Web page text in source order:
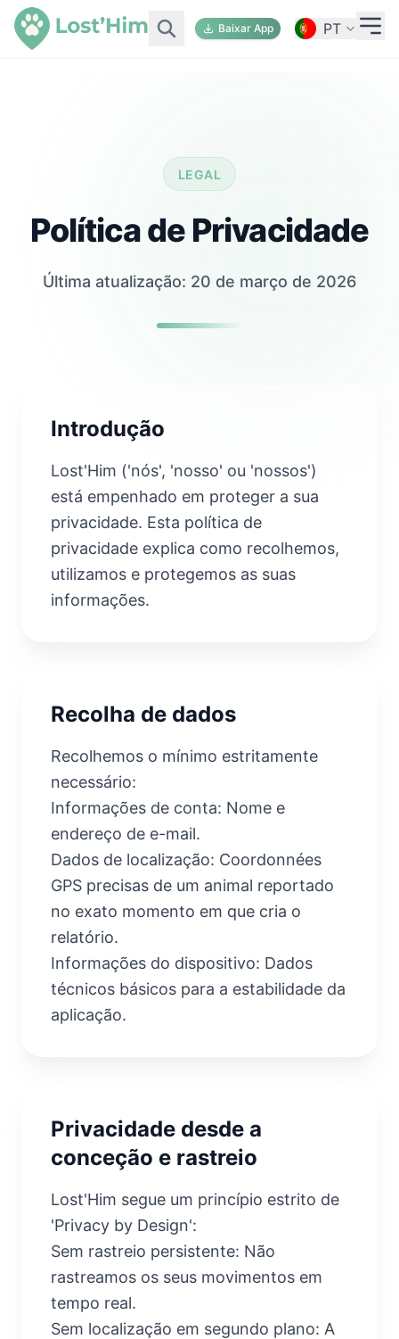
Baixar App PT
LEGAL
Política de Privacidade
Última atualização: 20 de março de 2026
Introdução
Lost'Him ('nós', 'nosso' ou 'nossos')
está empenhado em proteger a sua
privacidade. Esta política de
privacidade explica como recolhemos,
utilizamos e protegemos as suas
informações.
Recolha de dados
Recolhemos o mínimo estritamente
necessário:
Informações de conta: Nome e
endereço de e-mail.
Dados de localização: Coordonnées
GPS precisas de um animal reportado
no exato momento em que cria o
relatório.
Informações do dispositivo: Dados
técnicos básicos para a estabilidade da
aplicação.
Privacidade desde a
conceção e rastreio
Lost'Him segue um princípio estrito de
'Privacy by Design':
Sem rastreio persistente: Não
rastreamos os seus movimentos em
tempo real.
Sem localização em segundo plano: A